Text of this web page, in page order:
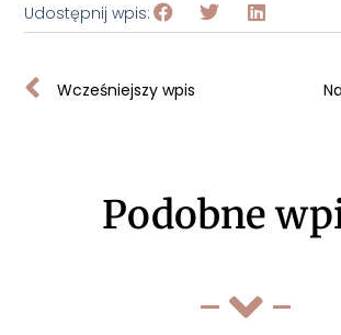
Udostępnij wpis:
Wcześniejszy wpis
Podobne